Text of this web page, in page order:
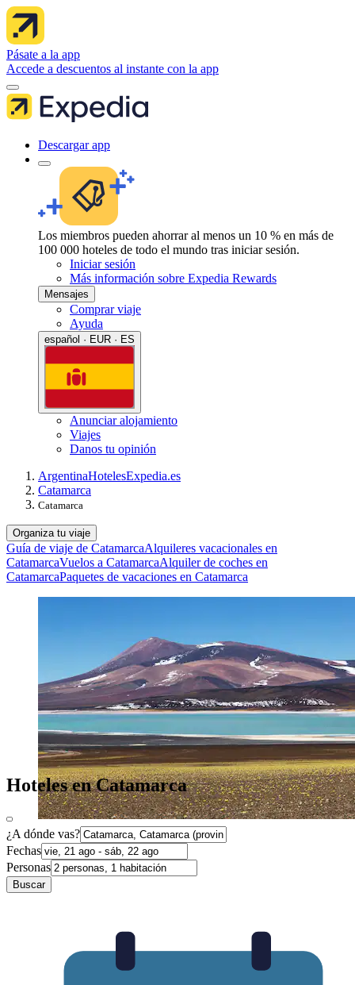
Pásate a la app
Accede a descuentos al instante con la app
Descargar app
Los miembros pueden ahorrar al menos un 10 % en más de
100 000 hoteles de todo el mundo tras iniciar sesión.
Iniciar sesión
Más información sobre Expedia Rewards
Mensajes
Comprar viaje
Ayuda
español · EUR · ES
Anunciar alojamiento
Viajes
Danos tu opinión
ArgentinaHotelesExpedia.es
Catamarca
Catamarca
Organiza tu viaje
Guía de viaje de CatamarcaAlquileres vacacionales en
CatamarcaVuelos a CatamarcaAlquiler de coches en
CatamarcaPaquetes de vacaciones en Catamarca
Hoteles en Catamarca
¿A dónde vas?
Fechas
Personas
Buscar